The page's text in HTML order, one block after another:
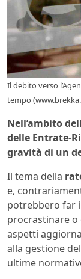
Il debito verso
tempo
Nell’ambito
delle Entrate-
gravità di un
Il tema della
e,
potrebbero far
procrastinare o
aspetti
alla gestione
ultime